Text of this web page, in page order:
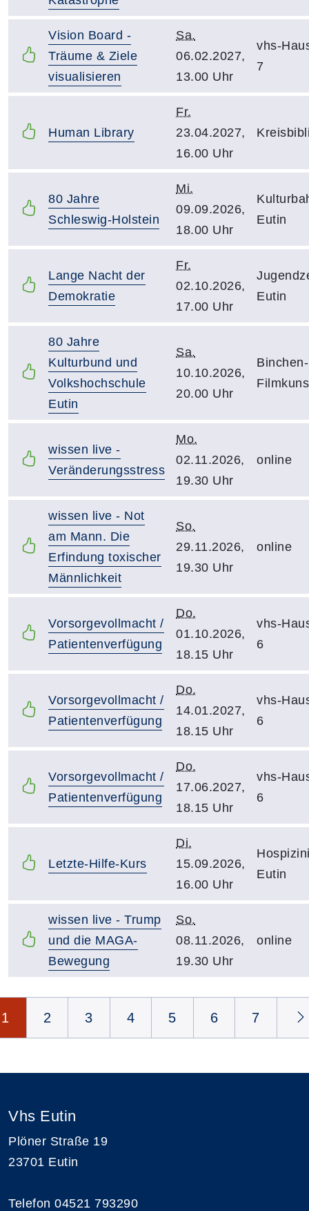
Vision Board -
Träume & Ziele
visualisieren
Sa.
06.02.2027,
13.00 Uhr
vhs-
7
Human Library
Fr.
23.04.2027,
16.00 Uhr
80 Jahre
Schleswig-Holstein
Mi.
09.09.2026,
18.00 Uhr
Eutin
Lange Nacht der
Demokratie
Fr.
02.10.2026,
17.00 Uhr
Eutin
80 Jahre
Kulturbund und
Volkshochschule
Eutin
Sa.
10.10.2026,
20.00 Uhr
Binchen-
wissen live -
Veränderungsstress
Mo.
02.11.2026,
19.30 Uhr
online
wissen live - Not
am Mann. Die
Erfindung toxischer
Männlichkeit
So.
29.11.2026,
19.30 Uhr
online
Vorsorgevollmacht /
Patientenverfügung
Do.
01.10.2026,
18.15 Uhr
vhs-
6
Vorsorgevollmacht /
Patientenverfügung
Do.
14.01.2027,
18.15 Uhr
vhs-
6
Vorsorgevollmacht /
Patientenverfügung
Do.
17.06.2027,
18.15 Uhr
vhs-
6
Letzte-Hilfe-Kurs
Di.
15.09.2026,
16.00 Uhr
Eutin
wissen live - Trump
und die MAGA-
Bewegung
So.
08.11.2026,
19.30 Uhr
online
1 2 3 4 5 6 7
Vhs Eutin
Plöner Straße 19
23701 Eutin
Telefon 04521 793290